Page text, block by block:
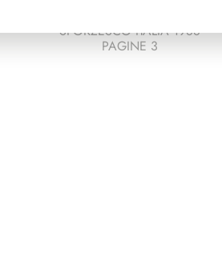
SFORZESCO ITALIA 1988
PAGINE 3